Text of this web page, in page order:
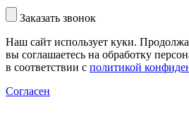
Заказать звонок
Наш сайт использует куки.
вы соглашаетесь на обработку
в соответствии с политикой
Согласен